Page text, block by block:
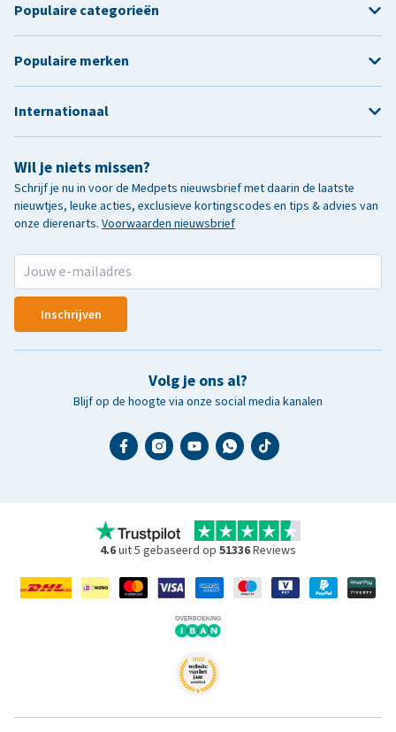
Wil je niets missen?
Schrijf je nu in voor de Medpets nieuwsbrief met daarin de laatste
nieuwtjes, leuke acties, exclusieve kortingscodes en tips & advies van
onze dierenarts. Voorwaarden nieuwsbrief
Inschrijven
Volg je ons al?
Blijf op de hoogte via onze social media kanalen
Populaire categorieën
Populaire merken
Internationaal
4.6uit 5 gebaseerd op 51336Reviews